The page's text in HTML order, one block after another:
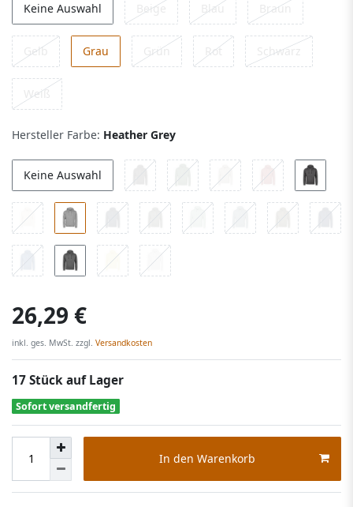
Keine Auswahl Beige Blau Braun
Gelb Grau Grün Rot Schwarz
Weiß
Hersteller Farbe: Heather Grey
Keine Auswahl
26,29 €
inkl. ges. MwSt. zzgl. Versandkosten
17 Stück auf Lager
Sofort versandfertig
In den Warenkorb